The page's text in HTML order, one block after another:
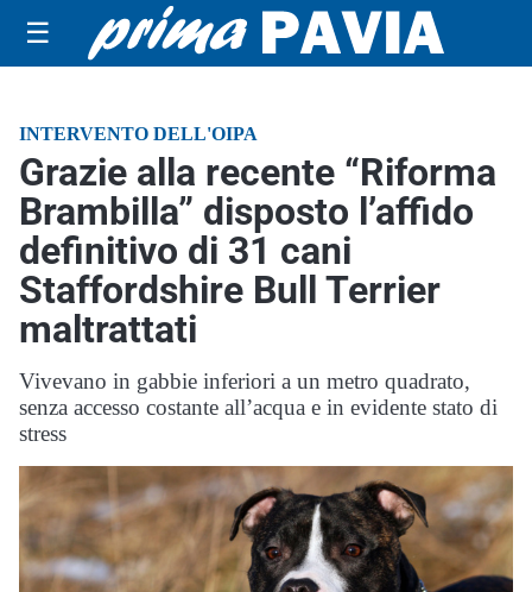
☰
INTERVENTO DELL'OIPA
Grazie alla recente “Riforma
Brambilla” disposto l’affido
definitivo di 31 cani
Staffordshire Bull Terrier
maltrattati
Vivevano in gabbie inferiori a un metro quadrato,
senza accesso costante all’acqua e in evidente stato di
stress